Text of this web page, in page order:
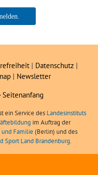
| Datenschutz |
| Newsletter
Seitenanfang
ein Service des Landesinstituts
im Auftrag der
Familie (Berlin) und des
Sport Land Brandenburg.